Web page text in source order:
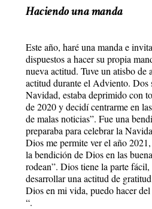
Haciendo una manda
Este año, haré una manda e
dispuestos a hacer su propia
nueva actitud. Tuve un atisbo de
actitud durante el Adviento. Dos
Navidad, estaba deprimido con
de 2020 y decidí centrarme en
de malas noticias”. Fue una
preparaba para celebrar la
Dios me permite ver el año
la bendición de Dios en las
rodean”. Dios tiene la parte
desarrollar una actitud de
Dios en mi vida, puedo hacer
“.